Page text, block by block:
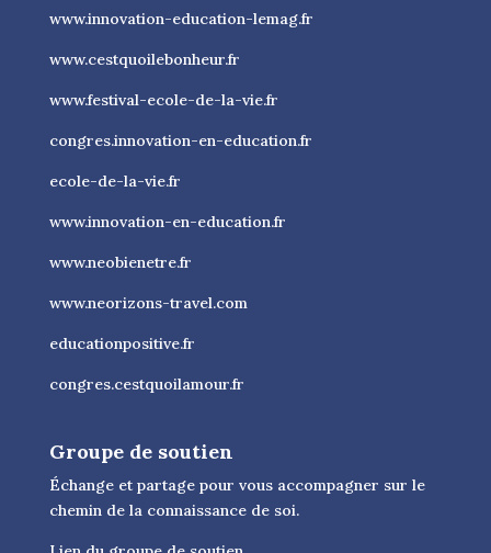
www.innovation-education-lemag.fr
www.cestquoilebonheur.fr
www.festival-ecole-de-la-vie.fr
congres.innovation-en-education.fr
ecole-de-la-vie.fr
www.innovation-en-education.fr
www.neobienetre.fr
www.neorizons-travel.com
educationpositive.fr
congres.cestquoilamour.fr
Groupe de soutien
Échange et partage pour vous accompagner sur le
chemin de la connaissance de soi.